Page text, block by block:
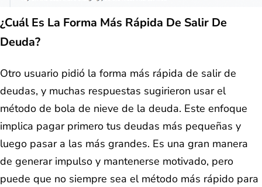
¿Cuál Es La Forma Más Rápida De Salir De
Deuda?
Otro usuario pidió la forma más rápida de salir de
deudas, y muchas respuestas sugirieron usar el
método de bola de nieve de la deuda. Este enfoque
implica pagar primero tus deudas más pequeñas y
luego pasar a las más grandes. Es una gran manera
de generar impulso y mantenerse motivado, pero
puede que no siempre sea el método más rápido para